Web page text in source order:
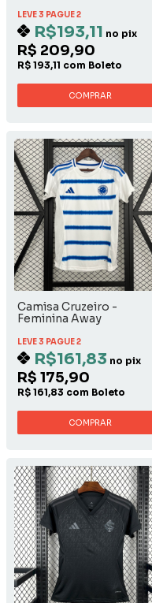
LEVE 3 PAGUE 2
R$193,11 no pix
R$ 209,90
R$ 193,11 com Boleto
COMPRAR
Camisa Cruzeiro -
Feminina Away
LEVE 3 PAGUE 2
R$161,83 no pix
R$ 175,90
R$ 161,83 com Boleto
COMPRAR